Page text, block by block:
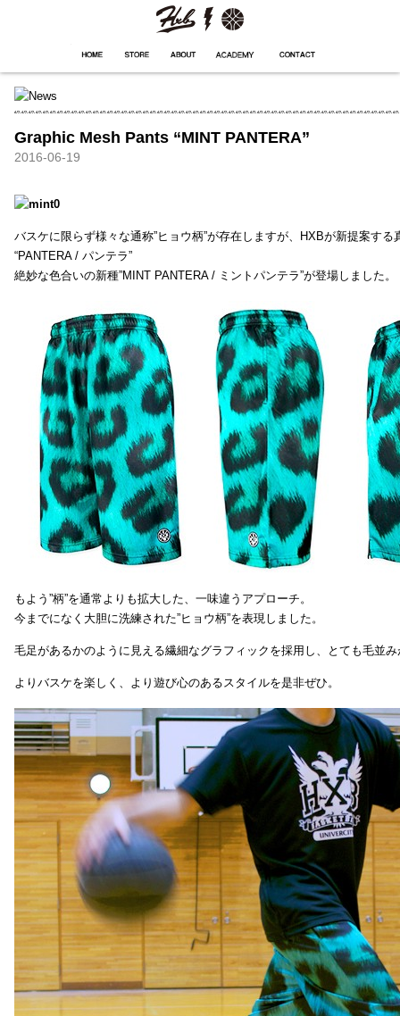
Graphic Mesh Pants “MINT PANTERA”
2016-06-19
バスケに限らず様々な通称”ヒョウ柄”が存在しますが、HXBが新提案する
“PANTERA / パンテラ”
絶妙な色合いの新種”MINT PANTERA / ミントパンテラ”が登場しました。
もよう”柄”を通常よりも拡大した、一味違うアプローチ。
今までになく大胆に洗練された”ヒョウ柄”を表現しました。
毛足があるかのように見える繊細なグラフィックを採用し、とても毛並
よりバスケを楽しく、より遊び心のあるスタイルを是非ぜひ。